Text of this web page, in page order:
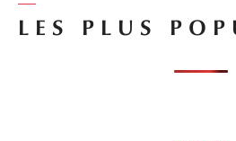
LES PLUS